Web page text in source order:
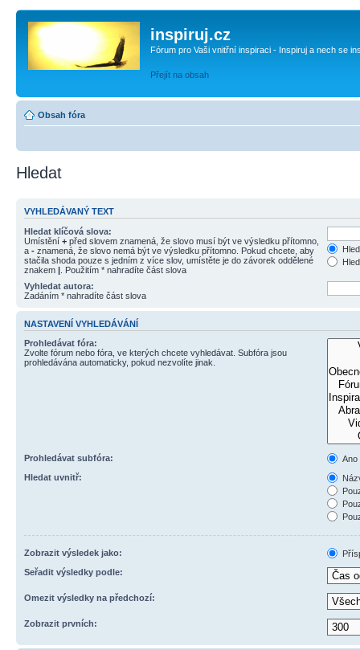
inspiruj.cz
Fórum pro Vaši vnitřní inspiraci - Inspiruj a nech se
Přejít na obsah
Obsah fóra
Hledat
VYHLEDÁVANÝ TEXT
Hledat klíčová slova:
Umístění + před slovem znamená, že slovo musí být ve výsledku přítomno,
a - znamená, že slovo nemá být ve výsledku přítomno. Pokud chcete, aby
stačila shoda pouze s jedním z více slov, umístěte je do závorek oddělené
znakem | . Použitím * nahradíte část slova
Vyhledat autora:
Zadáním * nahradíte část slova
NASTAVENÍ VYHLEDÁVÁNÍ
Prohledávat fóra:
Zvolte fórum nebo fóra, ve kterých chcete vyhledávat. Subfóra jsou
prohledávána automaticky, pokud nezvolíte jinak.
Prohledávat subfóra:
Ano
Hledat uvnitř:
Zobrazit výsledek jako:
Seřadit výsledky podle:
Omezit výsledky na předchozí:
Zobrazit prvních: